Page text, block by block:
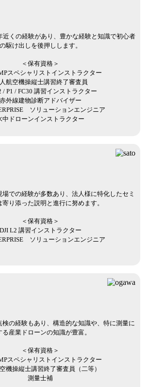
近くの経験があり、豊かな経験と知識で初心者
の駆け出しを後押しします。
＜保有資格＞
スペシャリストインストラクター
航空機操縦士講習終了審査員
/ P1 / FC30 講習インストラクター
赤外線建物診断アドバイザー
ソリューションエンジニア
中ドローンインストラクター
での経験が多数あり、法人様に特化したセミ
寄り添った説明と進行に努めます。
＜保有資格＞
DJI L2 講習インストラクター
ソリューションエンジニア
検の経験もあり、構造的な知識や、特に測量に
る産業ドローンの知識が豊富。
＜保有資格＞
スペシャリストインストラクター
機操縦士講習終了審査員（二等）
測量士補